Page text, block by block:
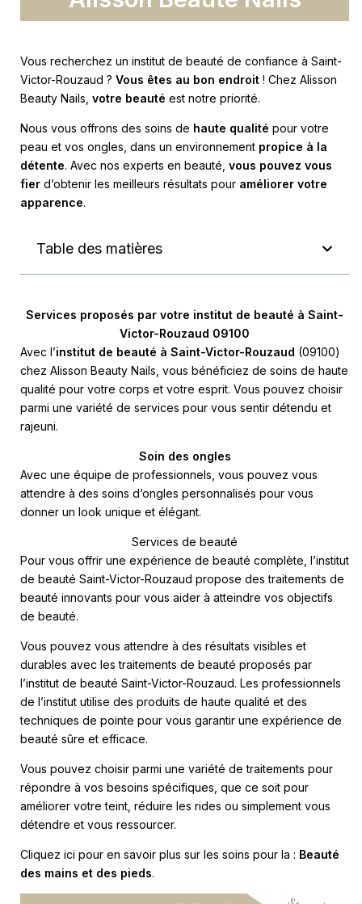
Vous recherchez un institut de beauté de confiance à Saint-
Victor-Rouzaud ? Vous êtes au bon endroit ! Chez Alisson
Beauty Nails, votre beauté est notre priorité.
Nous vous offrons des soins de haute qualité pour votre
peau et vos ongles, dans un environnement propice à la
détente. Avec nos experts en beauté, vous pouvez vous
fier d’obtenir les meilleurs résultats pour améliorer votre
apparence.
Table des matières
Services proposés par votre institut de beauté à Saint-
Victor-Rouzaud 09100
Avec l’institut de beauté à Saint-Victor-Rouzaud (09100)
chez Alisson Beauty Nails, vous bénéficiez de soins de haute
qualité pour votre corps et votre esprit. Vous pouvez choisir
parmi une variété de services pour vous sentir détendu et
rajeuni.
Soin des ongles
Avec une équipe de professionnels, vous pouvez vous
attendre à des soins d’ongles personnalisés pour vous
donner un look unique et élégant.
Services de beauté
Pour vous offrir une expérience de beauté complète, l’institut
de beauté Saint-Victor-Rouzaud propose des traitements de
beauté innovants pour vous aider à atteindre vos objectifs
de beauté.
Vous pouvez vous attendre à des résultats visibles et
durables avec les traitements de beauté proposés par
l’institut de beauté Saint-Victor-Rouzaud. Les professionnels
de l’institut utilise des produits de haute qualité et des
techniques de pointe pour vous garantir une expérience de
beauté sûre et efficace.
Vous pouvez choisir parmi une variété de traitements pour
répondre à vos besoins spécifiques, que ce soit pour
améliorer votre teint, réduire les rides ou simplement vous
détendre et vous ressourcer.
Cliquez ici pour en savoir plus sur les soins pour la : Beauté
des mains et des pieds.